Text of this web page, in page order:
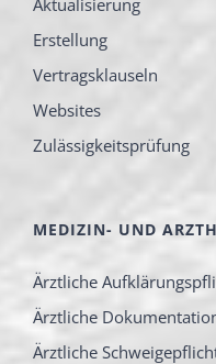
Erstellung
Vertragsklauseln
Websites
Zulässigkeitsprüfung
MEDIZIN- UND
Ärztliche
Ärztliche
Ärztliche